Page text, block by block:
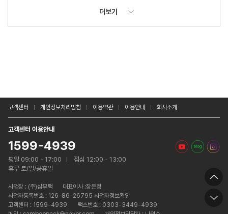
더보기
고객센터 개인정보처리방침 이용약관 이용안내 회사소개
고객센터 이용안내
1599-4939
평일 09:00 - 17:00
점심 12:00 - 13:00
휴무 토/일/공휴일
사업장 : (주)삼부팩
대표이사 :장은정
사업자등록번호 : 126-86-26795 사업자정보확인
고객센터 : 1599-4939
팩스번호 : 0303-3449-4939